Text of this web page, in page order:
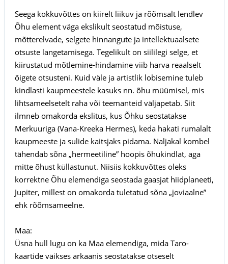
Seega kokkuvõttes on kiirelt liikuv ja rõõmsalt lendlev
Õhu element väga ekslikult seostatud mõistuse,
mõtterelvade, selgete hinnangute ja intellektuaalsete
otsuste langetamisega. Tegelikult on siililegi selge, et
kiirustatud mõtlemine-hindamine viib harva reaalselt
õigete otsusteni. Kuid väle ja artistlik lobisemine tuleb
kindlasti kaupmeestele kasuks nn. õhu müümisel, mis
lihtsameelsetelt raha või teemanteid väljapetab. Siit
ilmneb omakorda ekslitus, kus Õhku seostatakse
Merkuuriga (Vana-Kreeka Hermes), keda hakati rumalalt
kaupmeeste ja sulide kaitsjaks pidama. Naljakal kombel
tähendab sõna „hermeetiline” hoopis õhukindlat, aga
mitte õhust küllastunut. Niisiis kokkuvõttes oleks
korrektne Õhu elemendiga seostada gaasjat hiidplaneeti,
Jupiter, millest on omakorda tuletatud sõna „joviaalne”
ehk rõõmsameelne.
Maa:
Üsna hull lugu on ka Maa elemendiga, mida Taro-
kaartide väikses arkaanis seostatakse otseselt